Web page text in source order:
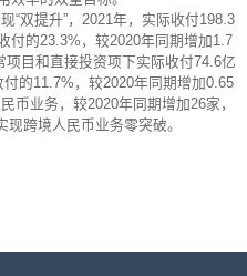
双提升”，2021年，实际收付198.3
付的23.3%，较2020年同期增加1.7
目和直接投资项下实际收付74.6亿
的11.7%，较2020年同期增加0.65
币业务，较2020年同期增加26家，
跨境人民币业务零突破。